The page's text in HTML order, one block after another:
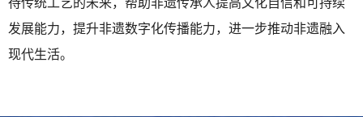
待传统工艺的未来，帮助非遗传承人提高文化自信和可持续
发展能力，提升非遗数字化传播能力，进一步推动非遗融入
现代生活。